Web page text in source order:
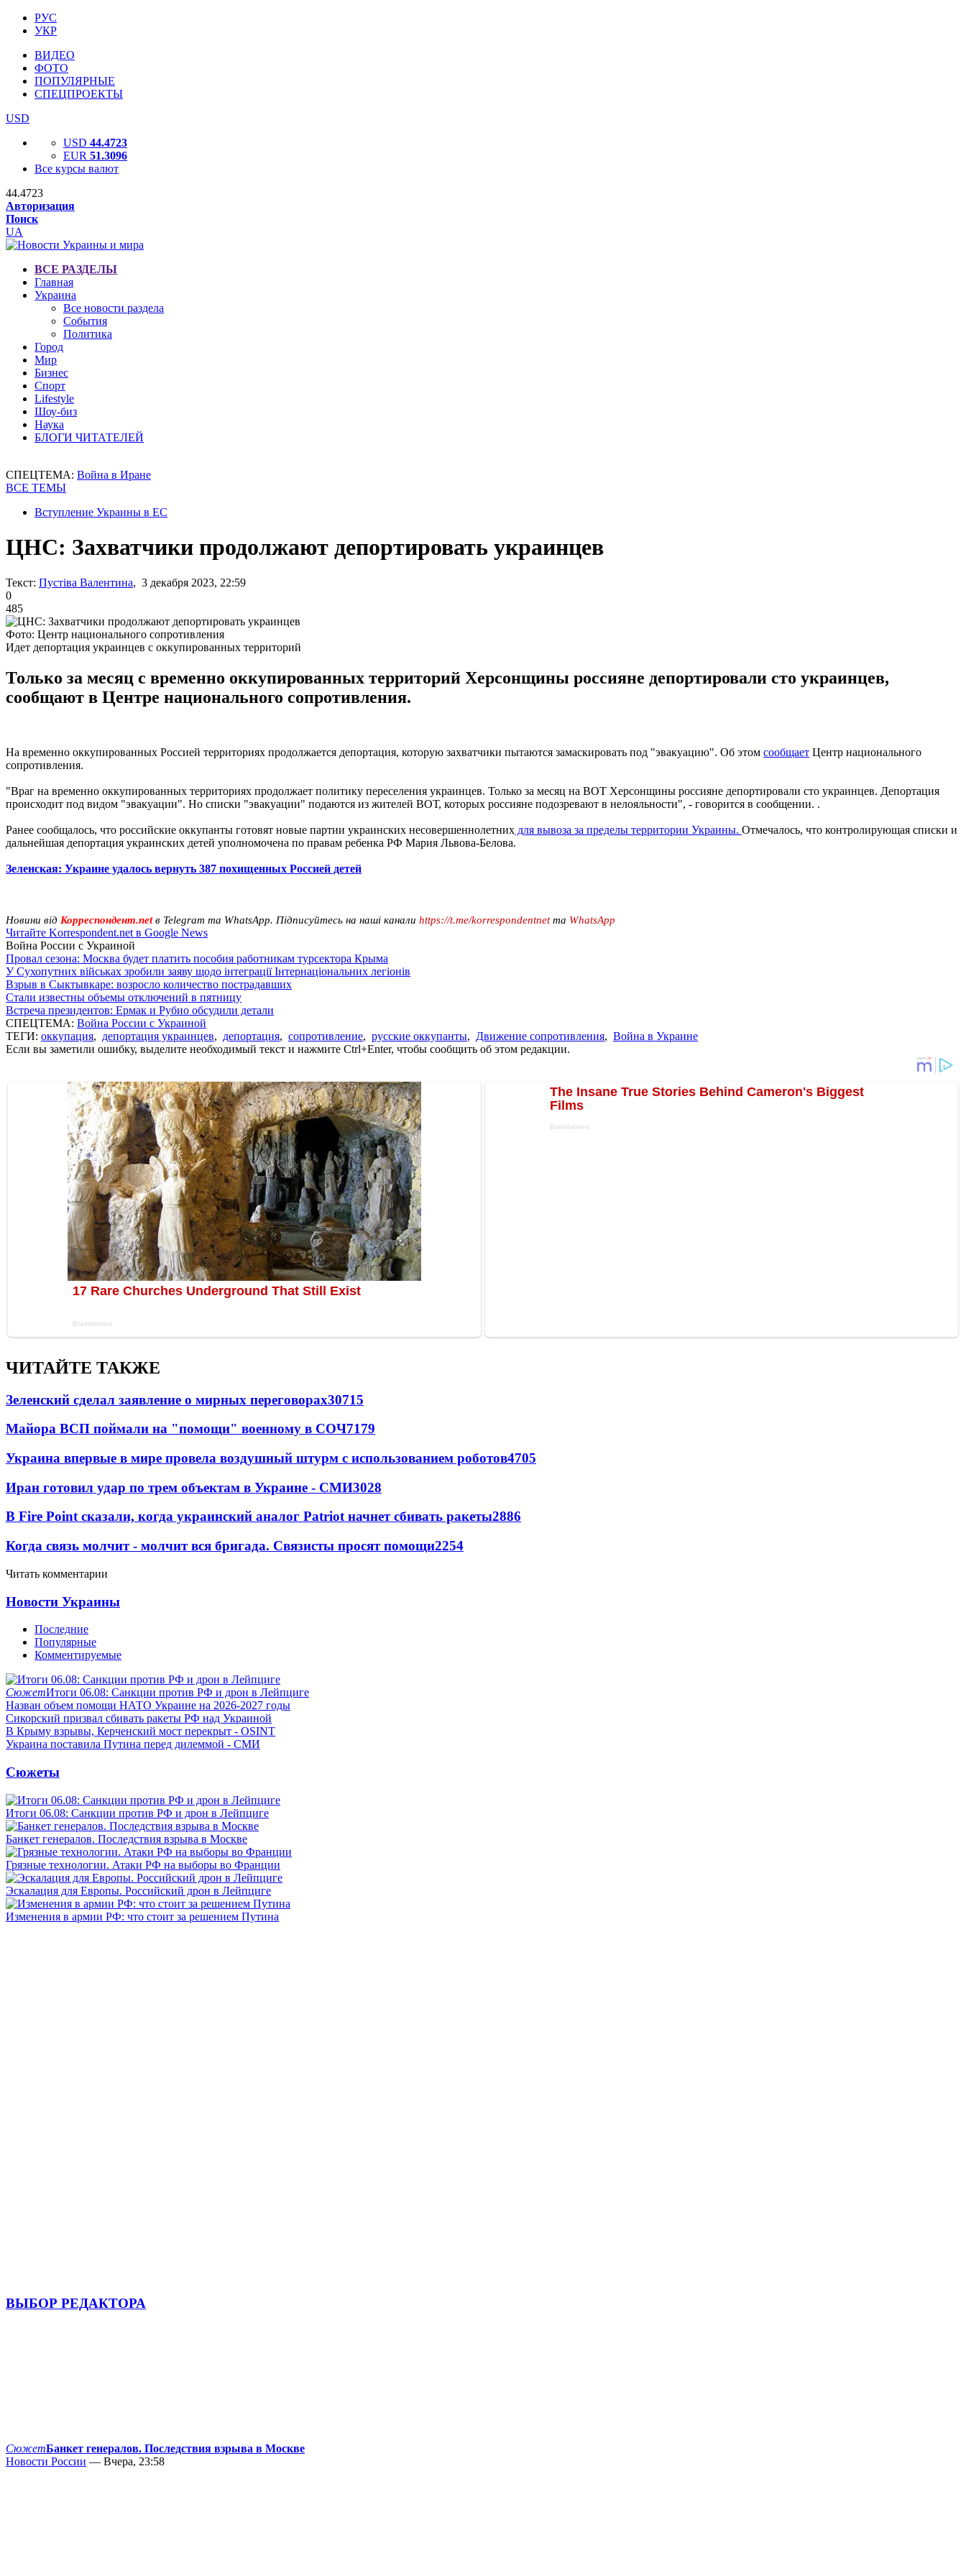
РУС
УКР
ВИДЕО
ФОТО
ПОПУЛЯРНЫЕ
СПЕЦПРОЕКТЫ
USD
USD 44.4723
EUR 51.3096
Все курсы валют
44.4723
Авторизация
Поиск
UA
ВСЕ РАЗДЕЛЫ
Главная
Украина
Все новости раздела
События
Политика
Город
Мир
Бизнес
Спорт
Lifestyle
Шоу-биз
Наука
БЛОГИ ЧИТАТЕЛЕЙ
СПЕЦТЕМА: Война в Иране
ВСЕ ТЕМЫ
Вступление Украины в ЕС
ЦНС: Захватчики продолжают депортировать украинцев
Текст: Пустіва Валентина, 3 декабря 2023, 22:59
0
485
Фото: Центр национального сопротивления
Идет депортация украинцев с оккупированных территорий
Только за месяц с временно оккупированных территорий Херсонщины россияне депортировали сто украинцев,
сообщают в Центре национального сопротивления.
На временно оккупированных Россией территориях продолжается депортация, которую захватчики пытаются замаскировать под "эвакуацию". Об этом сообщает Центр национального
сопротивления.
"Враг на временно оккупированных территориях продолжает политику переселения украинцев. Только за месяц на ВОТ Херсонщины россияне депортировали сто украинцев. Депортация
происходит под видом "эвакуации". Но списки "эвакуации" подаются из жителей ВОТ, которых россияне подозревают в нелояльности", - говорится в сообщении. .
Ранее сообщалось, что российские оккупанты готовят новые партии украинских несовершеннолетних для вывоза за пределы территории Украины. Отмечалось, что контролирующая списки и
дальнейшая депортация украинских детей уполномочена по правам ребенка РФ Мария Львова-Белова.
Зеленская: Украине удалось вернуть 387 похищенных Россией детей
Новини від Корреспондент.netв Telegram та WhatsApp. Підписуйтесь на наші канали https://t.me/korrespondentnetта WhatsApp
Читайте Korrespondent.net в Google News
Война России с Украиной
Провал сезона: Москва будет платить пособия работникам турсектора Крыма
У Сухопутних військах зробили заяву щодо інтеграції Інтернаціональних легіонів
Взрыв в Сыктывкаре: возросло количество пострадавших
Стали известны объемы отключений в пятницу
Встреча президентов: Ермак и Рубио обсудили детали
СПЕЦТЕМА: Война России с Украиной
ТЕГИ: оккупация, депортация украинцев, депортация, сопротивление, русские оккупанты, Движение сопротивления, Война в Украине
Если вы заметили ошибку, выделите необходимый текст и нажмите Ctrl+Enter, чтобы сообщить об этом редакции.
ЧИТАЙТЕ ТАКЖЕ
Зеленский сделал заявление о мирных переговорах30715
Майора ВСП поймали на "помощи" военному в СОЧ7179
Украина впервые в мире провела воздушный штурм с использованием роботов4705
Иран готовил удар по трем объектам в Украине - СМИ3028
В Fire Point сказали, когда украинский аналог Patriot начнет сбивать ракеты2886
Когда связь молчит - молчит вся бригада. Связисты просят помощи2254
Читать комментарии
Новости Украины
Последние
Популярные
Комментируемые
СюжетИтоги 06.08: Санкции против РФ и дрон в Лейпциге
Назван объем помощи НАТО Украине на 2026-2027 годы
Сикорский призвал сбивать ракеты РФ над Украиной
В Крыму взрывы, Керченский мост перекрыт - OSINT
Украина поставила Путина перед дилеммой - СМИ
Сюжеты
Итоги 06.08: Санкции против РФ и дрон в Лейпциге
Банкет генералов. Последствия взрыва в Москве
Грязные технологии. Атаки РФ на выборы во Франции
Эскалация для Европы. Российский дрон в Лейпциге
Изменения в армии РФ: что стоит за решением Путина
ВЫБОР РЕДАКТОРА
СюжетБанкет генералов. Последствия взрыва в Москве
Новости России — Вчера, 23:58